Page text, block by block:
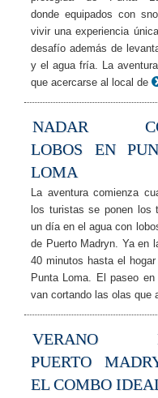
donde equipados con
vivir una experiencia
desafío además de
y el agua fría. La
que acercarse al local de
NADAR
LOBOS EN
LOMA
La aventura comienza
los turistas se ponen los
un día en el agua con
de Puerto Madryn. Ya en
40 minutos hasta el
Punta Loma. El paseo
van cortando las olas que
VERANO
PUERTO
EL COMBO